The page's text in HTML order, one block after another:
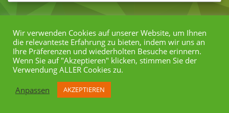
Wir verwenden Cookies auf unserer Website, um Ihnen
die relevanteste Erfahrung zu bieten, indem wir uns an
Ihre Präferenzen und wiederholten Besuche erinnern.
Wenn Sie auf "Akzeptieren" klicken, stimmen Sie der
Verwendung ALLER Cookies zu.
Anpassen
AKZEPTIEREN
Datenschutz Impressum
Icons by
icons8.de